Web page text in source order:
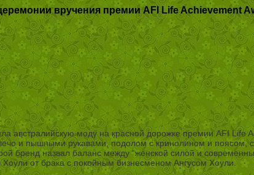
вручения премии AFI Life Achievement
австралийскую моду на красной дорожке премии AFI
и пышными рукавами, подолом с кринолином и поясом,
бренд назвал баланс между “женской силой и
от брака с покойным бизнесменом Ангусом Хоули.